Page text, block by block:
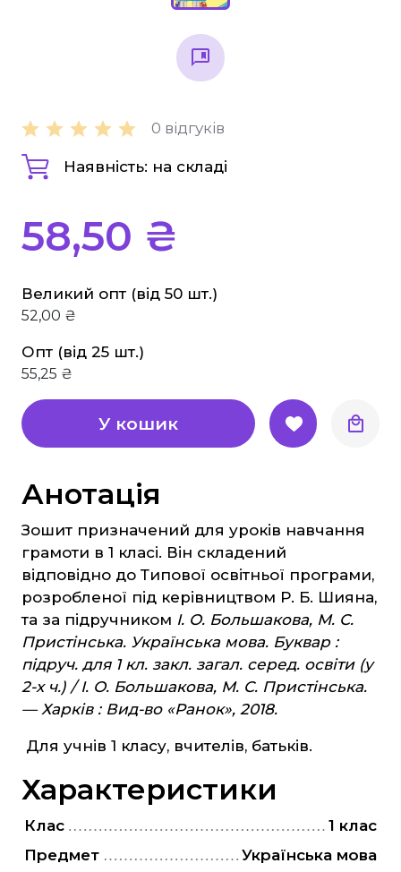
0 відгуків
Наявність: на складі
58,50 ₴
Великий опт (від 50 шт.)
52,00 ₴
Опт (від 25 шт.)
55,25 ₴
У кошик
Анотація
Зошит призначений для уроків навчання
грамоти в 1 класі. Він складений
відповідно до Типової освітньої програми,
розробленої під керівництвом Р. Б. Шияна,
та за підручником І. О. Большакова, М. С.
Пристінська. Українська мова. Буквар :
підруч. для 1 кл. закл. загал. серед. освіти (у
2-х ч.) / І. О. Большакова, М. С. Пристінська.
— Харків : Вид-во «Ранок», 2018.
Для учнів 1 класу, вчителів, батьків.
Характеристики
Клас
1 клас
Предмет
Українська мова
Інклюзивне навчання
Таблиці, наочність
Правознавство
Біологія Природознавство Екологія
Фізика
Німецька мова
Музика
Трудове навчання
Інформатика
Етика, Християнська етика
Захист Вітчизни
Таблиці, наочність
Інше
Українська мова та література
Світова література
ЗНО та ДПА
4 клас
9 клас